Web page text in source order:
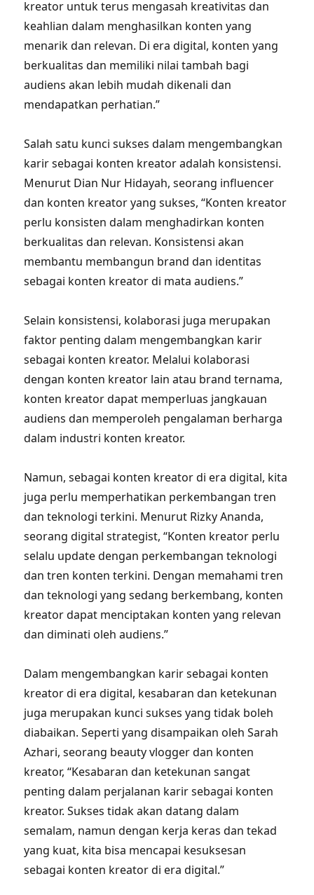
kreator untuk terus mengasah kreativitas dan
keahlian dalam menghasilkan konten yang
menarik dan relevan. Di era digital, konten yang
berkualitas dan memiliki nilai tambah bagi
audiens akan lebih mudah dikenali dan
mendapatkan perhatian.”
Salah satu kunci sukses dalam mengembangkan
karir sebagai konten kreator adalah konsistensi.
Menurut Dian Nur Hidayah, seorang influencer
dan konten kreator yang sukses, “Konten kreator
perlu konsisten dalam menghadirkan konten
berkualitas dan relevan. Konsistensi akan
membantu membangun brand dan identitas
sebagai konten kreator di mata audiens.”
Selain konsistensi, kolaborasi juga merupakan
faktor penting dalam mengembangkan karir
sebagai konten kreator. Melalui kolaborasi
dengan konten kreator lain atau brand ternama,
konten kreator dapat memperluas jangkauan
audiens dan memperoleh pengalaman berharga
dalam industri konten kreator.
Namun, sebagai konten kreator di era digital, kita
juga perlu memperhatikan perkembangan tren
dan teknologi terkini. Menurut Rizky Ananda,
seorang digital strategist, “Konten kreator perlu
selalu update dengan perkembangan teknologi
dan tren konten terkini. Dengan memahami tren
dan teknologi yang sedang berkembang, konten
kreator dapat menciptakan konten yang relevan
dan diminati oleh audiens.”
Dalam mengembangkan karir sebagai konten
kreator di era digital, kesabaran dan ketekunan
juga merupakan kunci sukses yang tidak boleh
diabaikan. Seperti yang disampaikan oleh Sarah
Azhari, seorang beauty vlogger dan konten
kreator, “Kesabaran dan ketekunan sangat
penting dalam perjalanan karir sebagai konten
kreator. Sukses tidak akan datang dalam
semalam, namun dengan kerja keras dan tekad
yang kuat, kita bisa mencapai kesuksesan
sebagai konten kreator di era digital.”